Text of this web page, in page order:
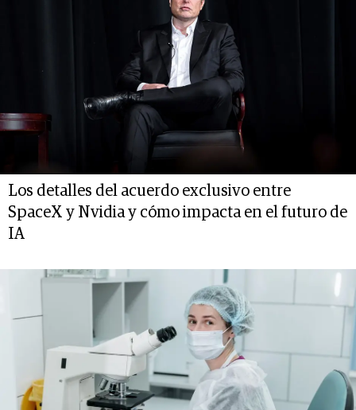
Los detalles del acuerdo exclusivo entre
SpaceX y Nvidia y cómo impacta en el futuro de
IA